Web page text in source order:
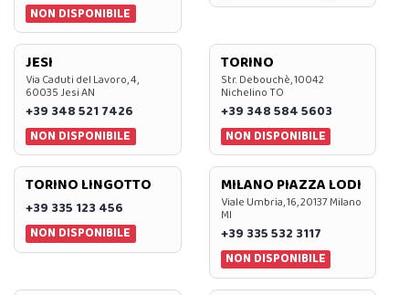
NON DISPONIBILE
JESI
Via Caduti del Lavoro, 4,
60035 Jesi AN
+39 348 521 7426
NON DISPONIBILE
TORINO
Str. Debouchè, 10042
Nichelino TO
+39 348 584 5603
NON DISPONIBILE
TORINO LINGOTTO
+39 335 123 456
NON DISPONIBILE
MILANO PIAZZA LODI
Viale Umbria, 16, 20137 Milano
MI
+39 335 532 3117
NON DISPONIBILE